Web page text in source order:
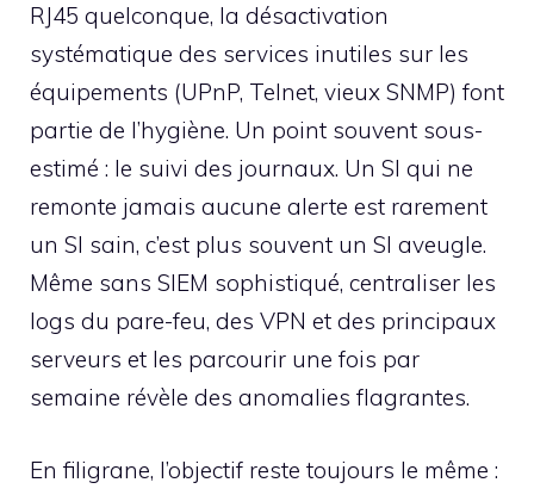
RJ45 quelconque, la désactivation
systématique des services inutiles sur les
équipements (UPnP, Telnet, vieux SNMP) font
partie de l’hygiène. Un point souvent sous-
estimé : le suivi des journaux. Un SI qui ne
remonte jamais aucune alerte est rarement
un SI sain, c’est plus souvent un SI aveugle.
Même sans SIEM sophistiqué, centraliser les
logs du pare-feu, des VPN et des principaux
serveurs et les parcourir une fois par
semaine révèle des anomalies flagrantes.
En filigrane, l’objectif reste toujours le même :